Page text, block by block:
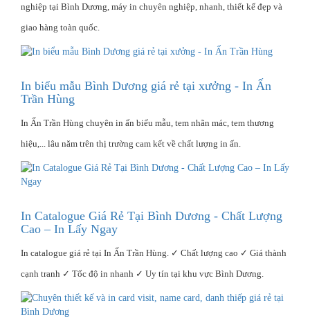
nghiệp tại Bình Dương, máy in chuyên nghiệp, nhanh, thiết kế đẹp và
giao hàng toàn quốc.
In biểu mẫu Bình Dương giá rẻ tại xưởng - In Ấn
Trần Hùng
In Ấn Trần Hùng chuyên in ấn biểu mẫu, tem nhãn mác, tem thương
hiệu,... lâu năm trên thị trường cam kết về chất lượng in ấn.
In Catalogue Giá Rẻ Tại Bình Dương - Chất Lượng
Cao – In Lấy Ngay
In catalogue giá rẻ tại In Ấn Trần Hùng. ✓ Chất lượng cao ✓ Giá thành
cạnh tranh ✓ Tốc độ in nhanh ✓ Uy tín tại khu vực Bình Dương.